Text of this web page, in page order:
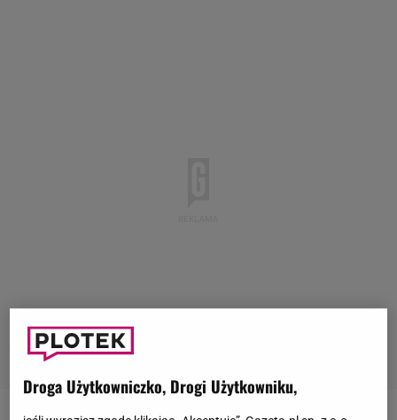
Droga Użytkowniczko, Drogi Użytkowniku,